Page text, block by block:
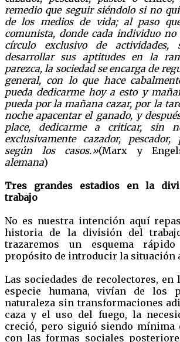
remedio que seguir siéndolo si no
de los medios de vida; al paso
comunista, donde cada individuo no
círculo exclusivo de actividades,
desarrollar sus aptitudes en la
parezca, la sociedad se encarga de
general, con lo que hace
pueda dedicarme hoy a esto y
pueda por la mañana cazar, por la
noche apacentar el ganado, y
place, dedicarme a criticar, sin
exclusivamente cazador,
según los casos.»(Marx y
alemana)
Tres grandes estadios en la
trabajo
No es nuestra intención aquí
historia de la división del
trazaremos un esquema
propósito de introducir la situación
Las sociedades de recolectores, en
especie humana, vivían de los
naturaleza sin transformaciones
caza y el uso del fuego, la
creció, pero siguió siendo mínima
con las formas sociales